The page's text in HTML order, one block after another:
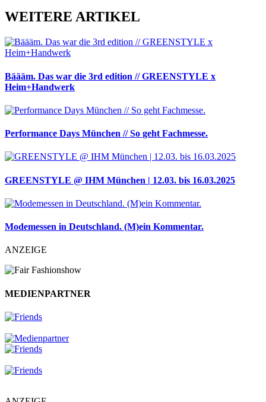
WEITERE ARTIKEL
Bäääm. Das war die 3rd edition // GREENSTYLE x
Heim+Handwerk
Performance Days München // So geht Fachmesse.
GREENSTYLE @ IHM München | 12.03. bis 16.03.2025
Modemessen in Deutschland. (M)ein Kommentar.
ANZEIGE
MEDIENPARTNER